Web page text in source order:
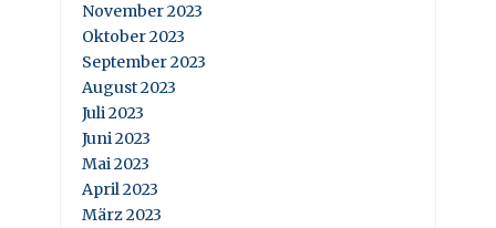
November 2023
Oktober 2023
September 2023
August 2023
Juli 2023
Juni 2023
Mai 2023
April 2023
März 2023